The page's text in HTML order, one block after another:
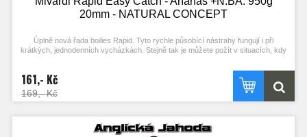
20mm - NATURAL CONCEPT
Úplně nová řada boilies Rapid. Tyto rychle působící nástrahy fungují i při
krátkých, jednodenních vycházkách. Stejně tak je můžete požít v situacích, kdy
podporuje práci ve studené vodě. Kvalitní esence a výrazné barvy zajišťují
vysokou atraktivitu i bez použití boosterů. Optimální konzistence a použití R-
FACTORu umožňují snadné nastražení (propíchnutí) a zároveň velkou výdrž.
161,- Kč
169,- Kč